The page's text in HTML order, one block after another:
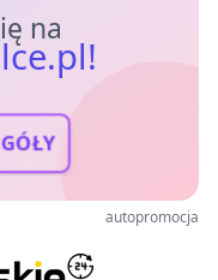
na
autopromocja